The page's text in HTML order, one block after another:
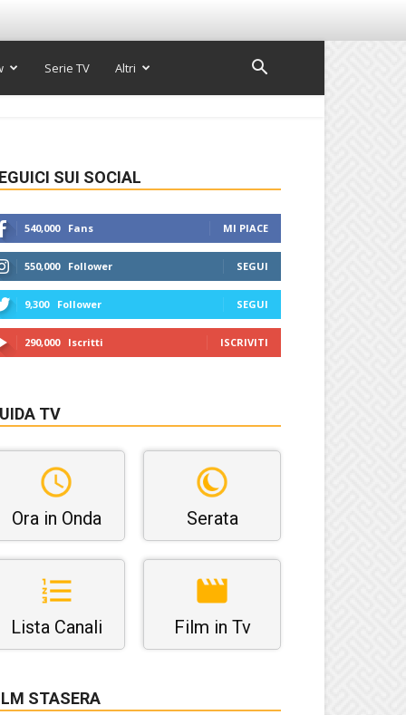
Serie TV Altri
SUI SOCIAL
540,000 Fans MI PIACE
550,000 Follower SEGUI
9,300 Follower SEGUI
290,000 Iscritti ISCRIVITI
TV
Ora in Onda Serata
Lista Canali Film in Tv
STASERA